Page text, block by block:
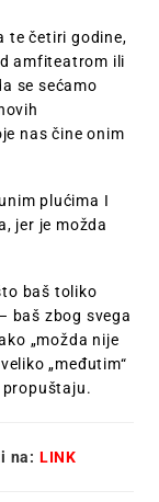
te četiri godine,
amfiteatrom ili
se sećamo
nas čine onim
plućima I
jer je možda
baš toliko
baš zbog svega
„možda nije
„međutim“
propuštaju.
na: LINK